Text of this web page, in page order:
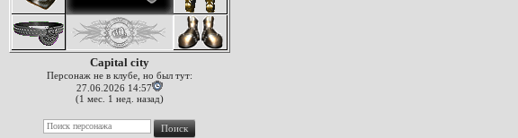
Capital city
Персонаж не в клубе, но был тут:
27.06.2026 14:57
(1 мес. 1 нед. назад)